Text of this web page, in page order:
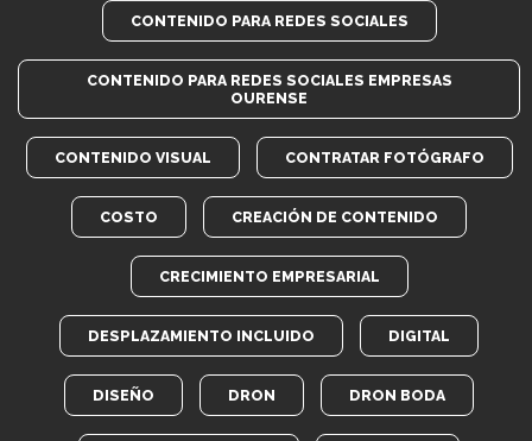
CONTENIDO PARA REDES SOCIALES
CONTENIDO PARA REDES SOCIALES EMPRESAS
OURENSE
CONTENIDO VISUAL CONTRATAR FOTÓGRAFO
COSTO CREACIÓN DE CONTENIDO
CRECIMIENTO EMPRESARIAL
DESPLAZAMIENTO INCLUIDO DIGITAL
DISEÑO DRON DRON BODA